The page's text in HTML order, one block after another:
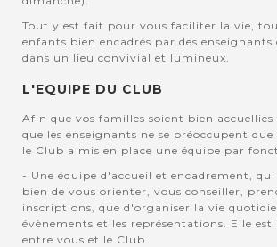
Tout y est fait pour vous faciliter la vie,
enfants bien encadrés par des enseignants
dans un lieu convivial et lumineux.
L'EQUIPE DU CLUB
Afin que vos familles soient bien
que les enseignants ne se préoccupent que
le Club a mis en place une équipe par
- Une équipe d'accueil et encadrement, qui
bien de vous orienter, vous conseiller,
inscriptions, que d'organiser la vie
évènements et les représentations. Elle
entre vous et le Club.